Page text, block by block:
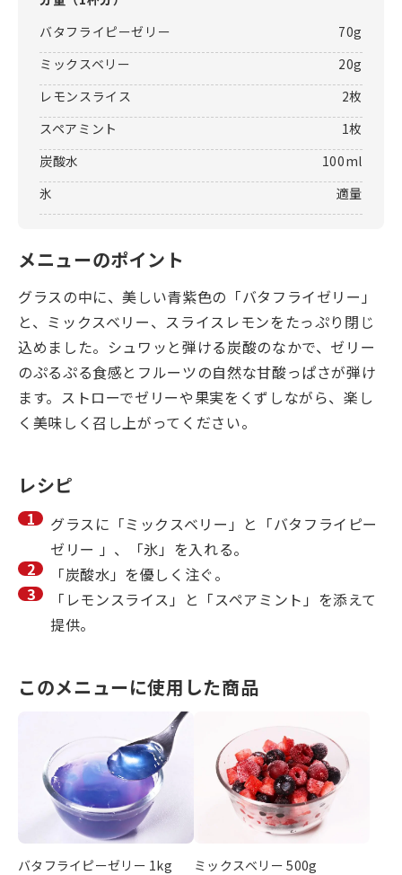
バタフライピーゼリー
70g
ミックスベリー
20g
レモンスライス
2枚
スペアミント
1枚
炭酸水
100ml
氷
適量
メニューのポイント
グラスの中に、美しい青紫色の「バタフライゼリー」
と、ミックスベリー、スライスレモンをたっぷり閉じ
込めました。シュワッと弾ける炭酸のなかで、ゼリー
のぷるぷる食感とフルーツの自然な甘酸っぱさが弾け
ます。ストローでゼリーや果実をくずしながら、楽し
く美味しく召し上がってください。
レシピ
グラスに「ミックスベリー」と「バタフライピー
ゼリー 」、「氷」を入れる。
「炭酸水」を優しく注ぐ。
「レモンスライス」と「スペアミント」を添えて
提供。
このメニューに使用した商品
バタフライピーゼリー 1kg
ミックスベリー 500g